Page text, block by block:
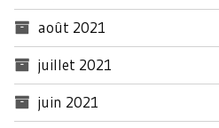
août 2021
juillet 2021
juin 2021